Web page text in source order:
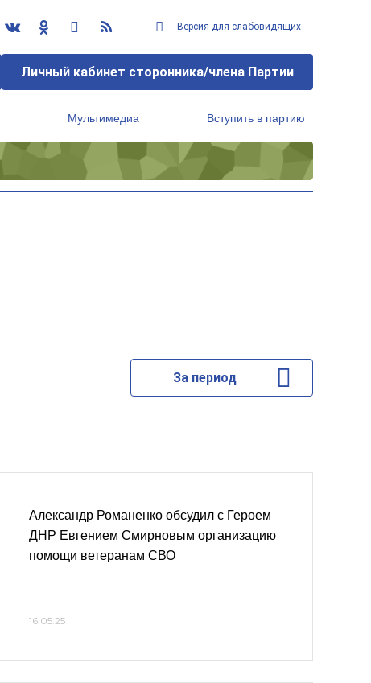
Версия для слабовидящих
Личный кабинет сторонника/члена Партии
Мультимедиа Вступить в партию
За период
Александр Романенко обсудил с Героем
ДНР Евгением Смирновым организацию
помощи ветеранам СВО
16.05.25